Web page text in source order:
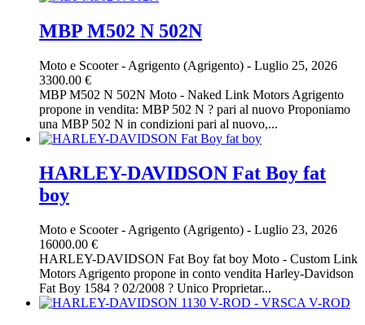
MBP M502 N 502N
Moto e Scooter- Agrigento (Agrigento) - Luglio 25, 2026
3300.00 €
MBP M502 N 502N Moto - Naked Link Motors Agrigento
propone in vendita: MBP 502 N ? pari al nuovo Proponiamo
una MBP 502 N in condizioni pari al nuovo,...
HARLEY-DAVIDSON Fat Boy fat
boy
Moto e Scooter- Agrigento (Agrigento) - Luglio 23, 2026
16000.00 €
HARLEY-DAVIDSON Fat Boy fat boy Moto - Custom Link
Motors Agrigento propone in conto vendita Harley-Davidson
Fat Boy 1584 ? 02/2008 ? Unico Proprietar...